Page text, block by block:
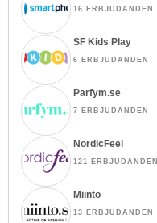
16 ERBJUDANDEN
SF Kids Play
6 ERBJUDANDEN
Parfym.se
7 ERBJUDANDEN
NordicFeel
121 ERBJUDANDEN
Miinto
13 ERBJUDANDEN